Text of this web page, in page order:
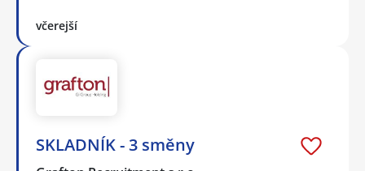
včerejší
SKLADNÍK - 3 směny